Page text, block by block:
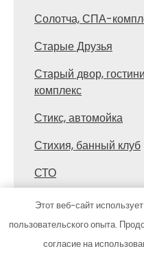
Солотча, СПА-
Старые Друзья
Старый двор,
комплекс
Стикс, автомойка
Стихия, банный клуб
СТО
СТО Тора
Столярка 22,
торговая компания
Этот веб-сайт
пользовательского опыта.
согласие на